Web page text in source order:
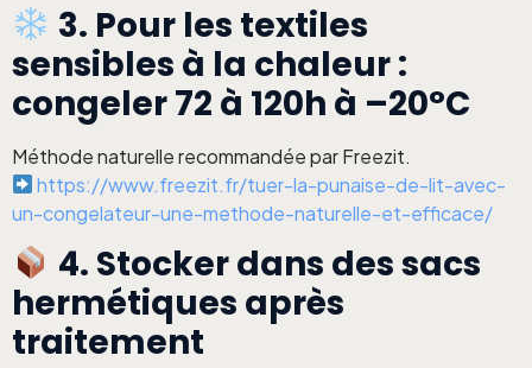
3. Pour les textiles
sensibles à la chaleur :
congeler 72 à 120h à –20°C
Méthode naturelle recommandée par Freezit.
https://www.freezit.fr/tuer-la-punaise-de-lit-avec-
un-congelateur-une-methode-naturelle-et-efficace/
4. Stocker dans des sacs
hermétiques après
traitement